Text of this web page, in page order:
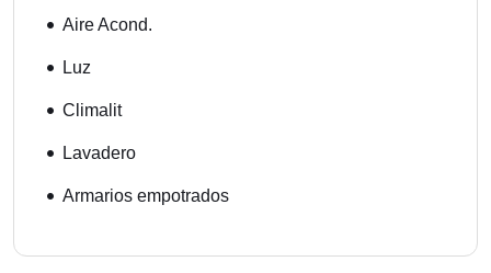
Aire Acond.
Luz
Climalit
Lavadero
Armarios empotrados